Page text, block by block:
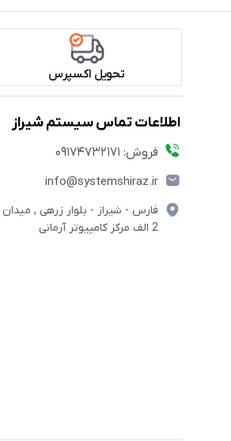
تحویل اکسپرس
اطلاعات تماس سیستم شیراز
فروش: 09174732171
info@systemshiraz.ir
فارس - شیراز - بلوار زرهی ,
2 الف مرکز کامپیوتر آرمانی